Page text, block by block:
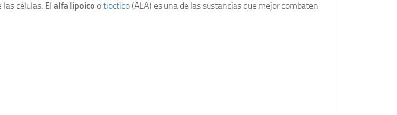
células. El alfa lipoico otioctico (ALA) es una de las sustancias que mejor combaten